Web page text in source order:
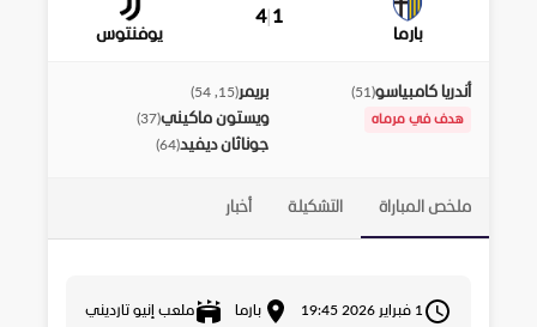
بارما
1
|
4
يوفنتوس
أندريا كامبياسو(
51
)
هدف في مرماه
بريمر(
15, 54
)
ويستون ماكيني(
37
)
جوناثان ديفيد(
64
)
ملخص المباراة التشكيلة أخبار
1 فبراير 2026 19:45 بارما ملعب إنيو تارديني